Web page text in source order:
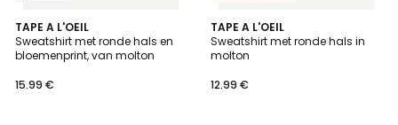
TAPE A L'OEIL
Sweatshirt met ronde hals en
bloemenprint, van molton
15.99 €
2
Kleuren
TAPE A L'OEIL
Sweatshirt met ronde hals in
molton
12.99 €